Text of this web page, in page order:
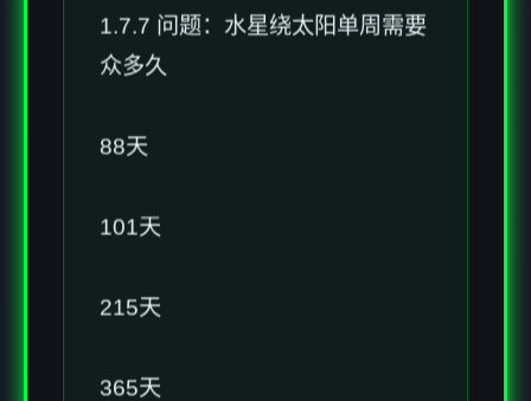
1.7.7 问题：水星绕太阳单周需要
众多久
88天
101天
215天
365天